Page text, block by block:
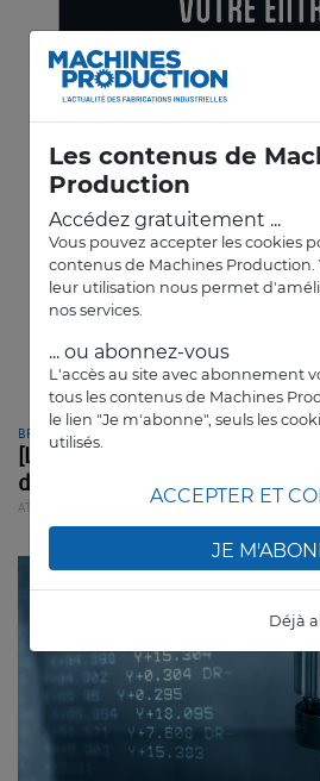
Les contenus de
Production
Accédez gratuitement ...
Vous pouvez accepter les cookies
contenus de Machines
leur utilisation nous permet
nos services.
... ou abonnez-vous
L'accès au site avec abonnement
tous les contenus de Machines
le lien "Je m'abonne", seuls les
utilisés.
ACCEPTER ET
JE
Déjà
BPIFRANCE
[Livre] Un guide pour bien
démarche IA
ATELIER